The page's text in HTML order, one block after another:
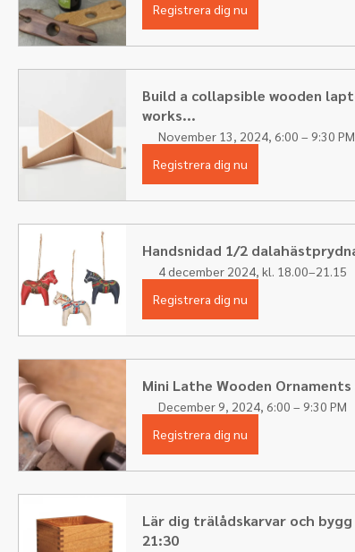
Registrera dig nu
Build a collapsible wooden
works...
November 13, 2024, 6:00 – 9:30 PM
Registrera dig nu
Handsnidad 1/2
4 december 2024, kl. 18.00–21.15
Registrera dig nu
Mini Lathe Wooden
December 9, 2024, 6:00 – 9:30 PM
Registrera dig nu
Lär dig trälådskarvar och
21:30